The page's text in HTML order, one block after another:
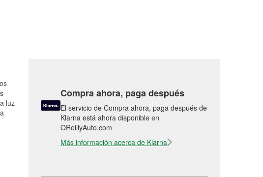
luz
Compra ahora, paga después
El servicio de Compra ahora, paga después de
Klarna está ahora disponible en
OReillyAuto.com
Más información acerca de Klarna